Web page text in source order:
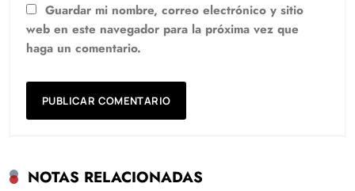
Guardar mi nombre, correo electrónico y sitio
web en este navegador para la próxima vez que
haga un comentario.
NOTAS RELACIONADAS